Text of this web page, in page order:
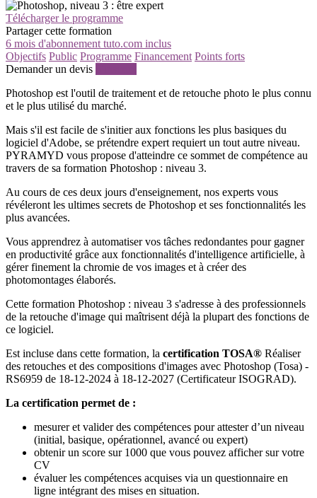
Télécharger le programme
Partager cette formation
6 mois d'abonnement tuto.com inclus
Objectifs Public Programme Financement Points forts
Demander un devis
Photoshop est l'outil de traitement et de retouche photo le plus connu
et le plus utilisé du marché.
Mais s'il est facile de s'initier aux fonctions les plus basiques du
logiciel d'Adobe, se prétendre expert requiert un tout autre niveau.
PYRAMYD vous propose d'atteindre ce sommet de compétence au
travers de sa formation Photoshop : niveau 3.
Au cours de ces deux jours d'enseignement, nos experts vous
révéleront les ultimes secrets de Photoshop et ses fonctionnalités les
plus avancées.
Vous apprendrez à automatiser vos tâches redondantes pour gagner
en productivité grâce aux fonctionnalités d'intelligence artificielle, à
gérer finement la chromie de vos images et à créer des
photomontages élaborés.
Cette formation Photoshop : niveau 3 s'adresse à des professionnels
de la retouche d'image qui maîtrisent déjà la plupart des fonctions de
ce logiciel.
Est incluse dans cette formation, la certification TOSA® Réaliser
des retouches et des compositions d'images avec Photoshop (Tosa) -
RS6959 de 18-12-2024 à 18-12-2027 (Certificateur ISOGRAD).
La certification permet de :
mesurer et valider des compétences pour attester d’un niveau
(initial, basique, opérationnel, avancé ou expert)
obtenir un score sur 1000 que vous pouvez afficher sur votre
CV
évaluer les compétences acquises via un questionnaire en
ligne intégrant des mises en situation.